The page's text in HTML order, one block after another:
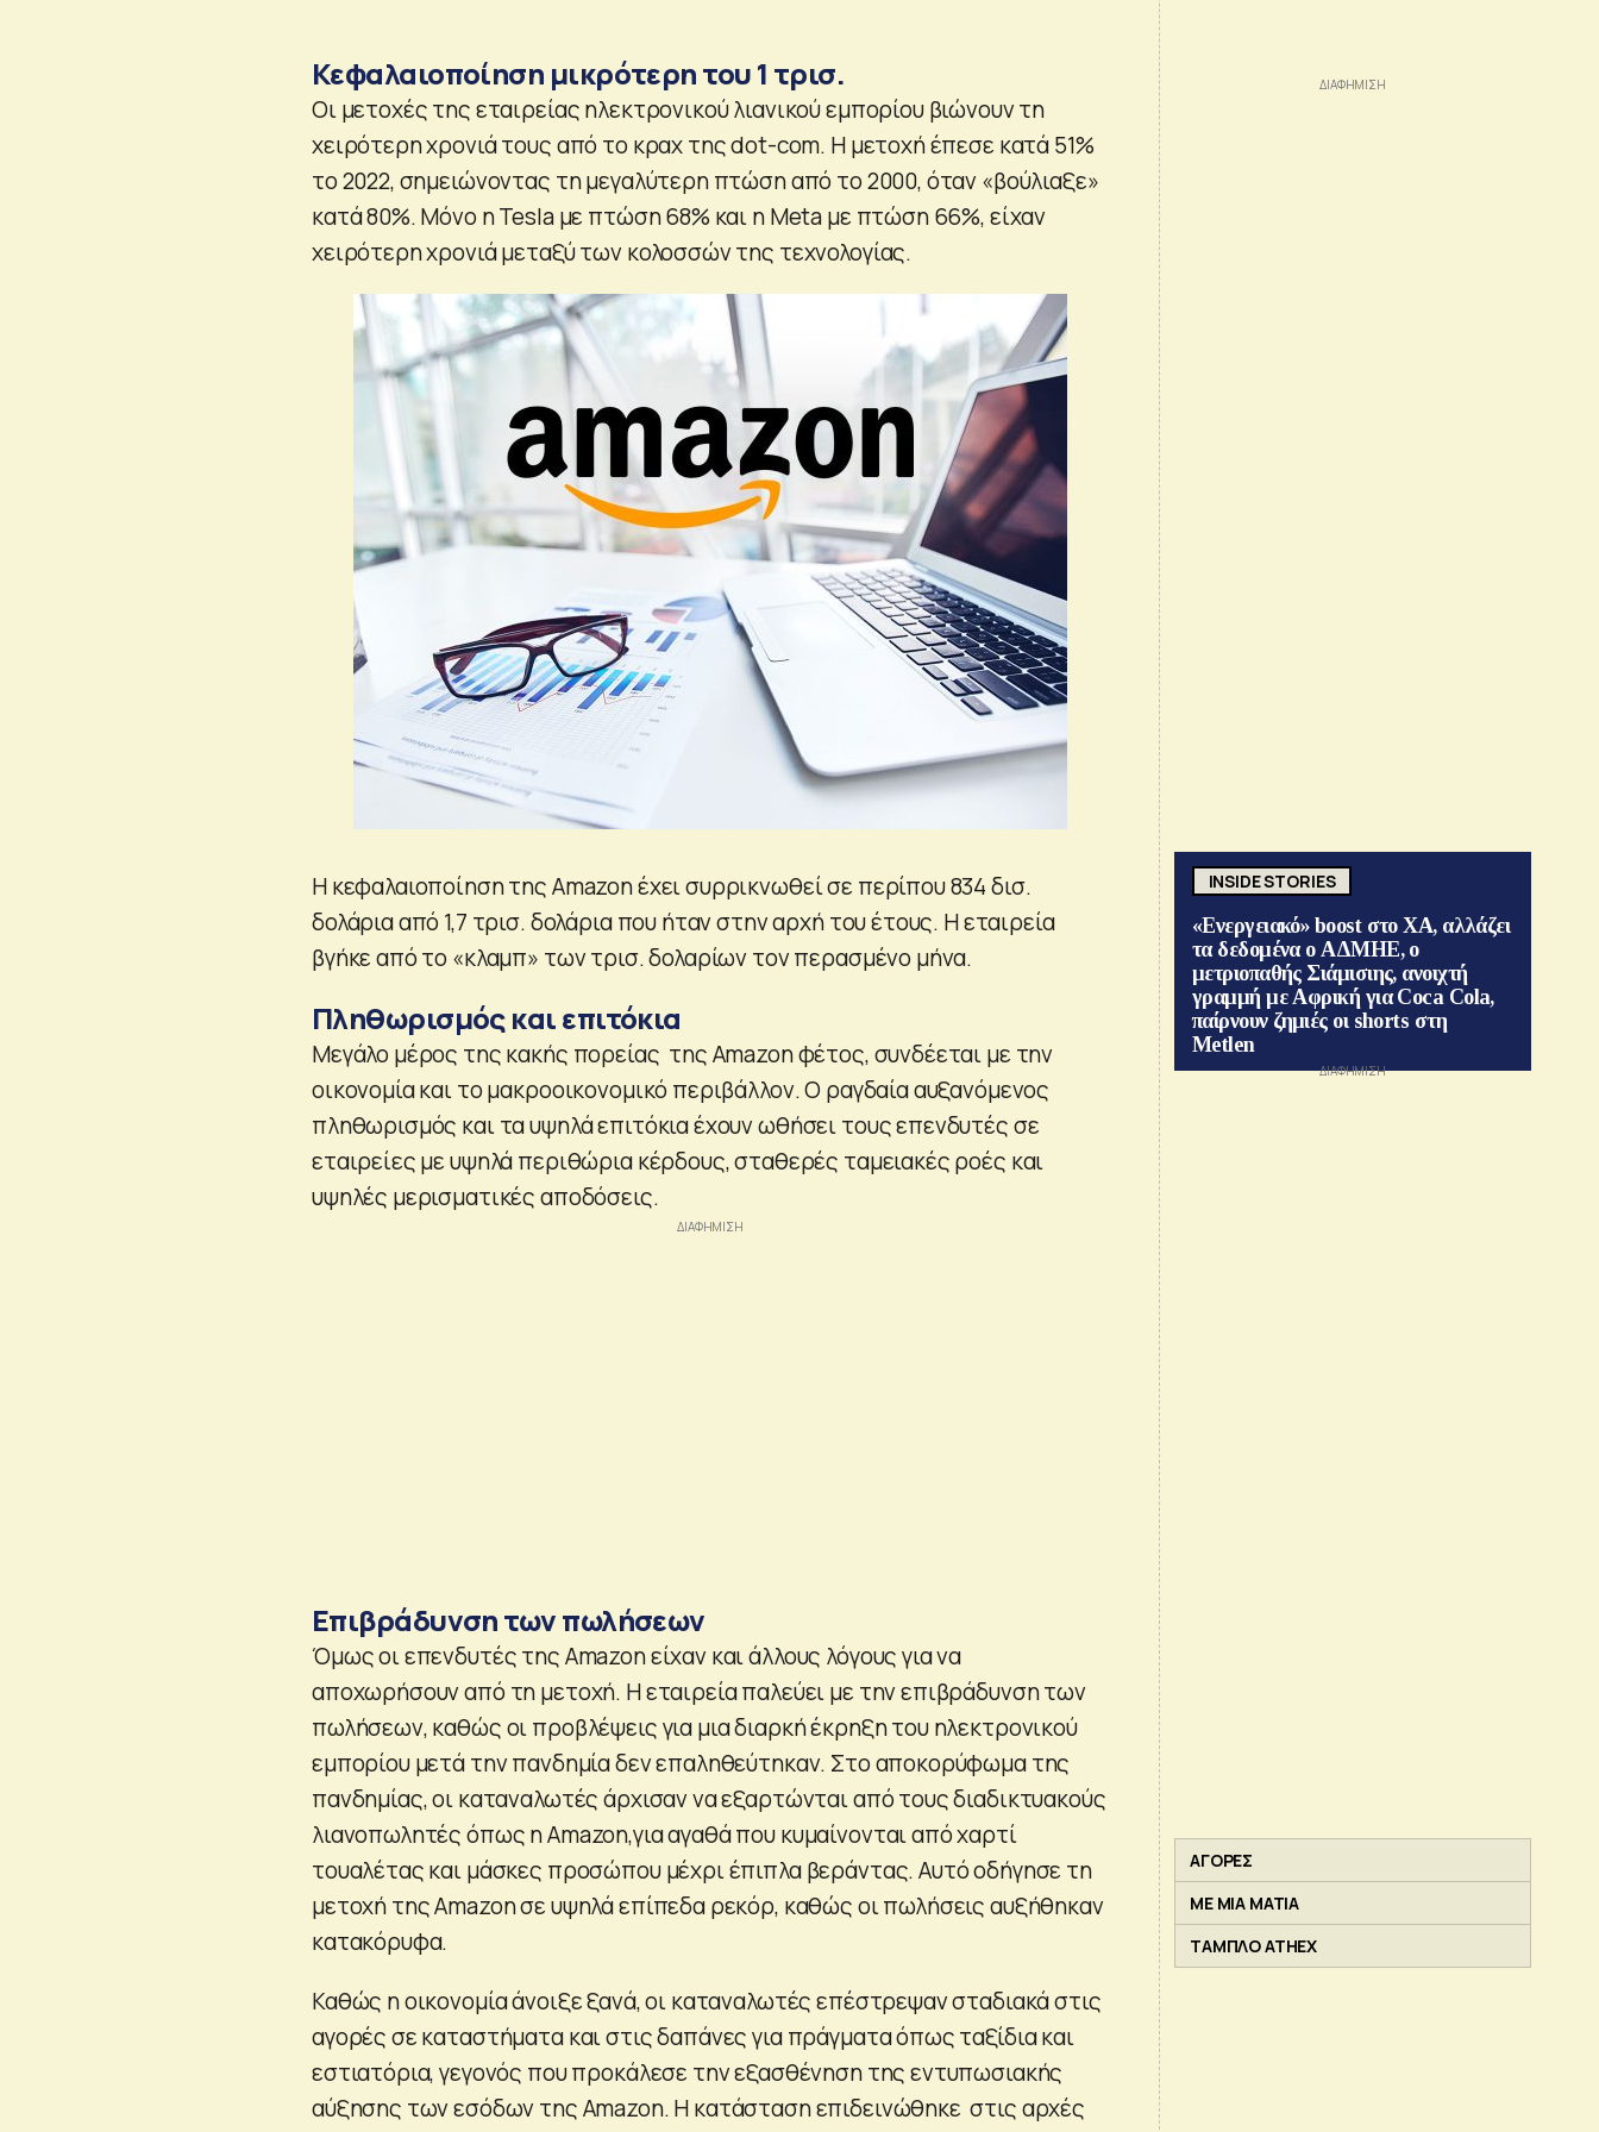
Κεφαλαιοποίηση μικρότερη του 1 τρισ.
Οι μετοχές της εταιρείας ηλεκτρονικού λιανικού εμπορίου βιώνουν τη
χειρότερη χρονιά τους από το κραχ της dot-com. Η μετοχή έπεσε κατά 51%
το 2022, σημειώνοντας τη μεγαλύτερη πτώση από το 2000, όταν «βούλιαξε»
κατά 80%. Μόνο η Tesla με πτώση 68% και η Meta με πτώση 66%, είχαν
χειρότερη χρονιά μεταξύ των κολοσσών της τεχνολογίας.
Η κεφαλαιοποίηση της Amazon έχει συρρικνωθεί σε περίπου 834 δισ.
δολάρια από 1,7 τρισ. δολάρια που ήταν στην αρχή του έτους. Η εταιρεία
βγήκε από το «κλαμπ» των τρισ. δολαρίων τον περασμένο μήνα.
Πληθωρισμός και επιτόκια
Μεγάλο μέρος της κακής πορείας της Amazon φέτος, συνδέεται με την
οικονομία και το μακροοικονομικό περιβάλλον. Ο ραγδαία αυξανόμενος
πληθωρισμός και τα υψηλά επιτόκια έχουν ωθήσει τους επενδυτές σε
εταιρείες με υψηλά περιθώρια κέρδους, σταθερές ταμειακές ροές και
υψηλές μερισματικές αποδόσεις.
Επιβράδυνση των πωλήσεων
Όμως οι επενδυτές της Amazon είχαν και άλλους λόγους για να
αποχωρήσουν από τη μετοχή. Η εταιρεία παλεύει με την επιβράδυνση των
πωλήσεων, καθώς οι προβλέψεις για μια διαρκή έκρηξη του ηλεκτρονικού
εμπορίου μετά την πανδημία δεν επαληθεύτηκαν. Στο αποκορύφωμα της
πανδημίας, οι καταναλωτές άρχισαν να εξαρτώνται από τους διαδικτυακούς
λιανοπωλητές όπως η Amazon,για αγαθά που κυμαίνονται από χαρτί
τουαλέτας και μάσκες προσώπου μέχρι έπιπλα βεράντας. Αυτό οδήγησε τη
μετοχή της Amazon σε υψηλά επίπεδα ρεκόρ, καθώς οι πωλήσεις αυξήθηκαν
κατακόρυφα.
Καθώς η οικονομία άνοιξε ξανά, οι καταναλωτές επέστρεψαν σταδιακά στις
αγορές σε καταστήματα και στις δαπάνες για πράγματα όπως ταξίδια και
εστιατόρια, γεγονός που προκάλεσε την εξασθένηση της εντυπωσιακής
αύξησης των εσόδων της Amazon. Η κατάσταση επιδεινώθηκε στις αρχές
INSIDE STORIES
«Ενεργειακό» boost στο ΧΑ, αλλάζει
τα δεδομένα ο ΑΔΜΗΕ, ο
μετριοπαθής Σιάμισιης, ανοιχτή
γραμμή με Αφρική για Coca Cola,
παίρνουν ζημιές οι shorts στη
Metlen
ΑΓΟΡΕΣ
ΜΕ ΜΙΑ ΜΑΤΙΑ
ΤΑΜΠΛΟ ATHEX